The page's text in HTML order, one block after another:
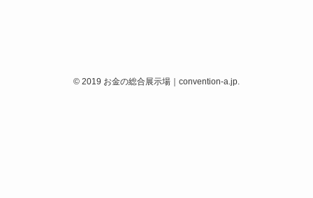
© 2019 お金の総合展示場｜convention-a.jp.